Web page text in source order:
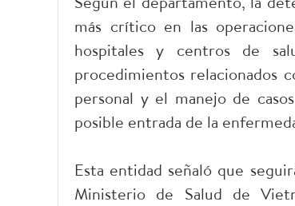
más crítico en las
hospitales y centros de
procedimientos relacionados
personal y el manejo de
posible entrada de la
Esta entidad señaló que
Ministerio de Salud de